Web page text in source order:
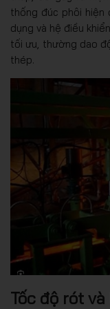
thống đúc phôi hiện
dụng và hệ điều
tối ưu, thường dao
thép.
Tốc độ rót